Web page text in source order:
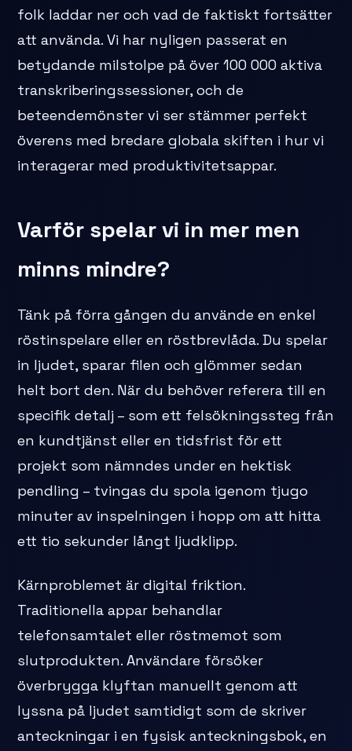
folk laddar ner och vad de faktiskt fortsätter
att använda. Vi har nyligen passerat en
betydande milstolpe på över 100 000 aktiva
transkriberingssessioner, och de
beteendemönster vi ser stämmer perfekt
överens med bredare globala skiften i hur vi
interagerar med produktivitetsappar.
Varför spelar vi in mer men
minns mindre?
Tänk på förra gången du använde en enkel
röstinspelare eller en röstbrevlåda. Du spelar
in ljudet, sparar filen och glömmer sedan
helt bort den. När du behöver referera till en
specifik detalj – som ett felsökningssteg från
en kundtjänst eller en tidsfrist för ett
projekt som nämndes under en hektisk
pendling – tvingas du spola igenom tjugo
minuter av inspelningen i hopp om att hitta
ett tio sekunder långt ljudklipp.
Kärnproblemet är digital friktion.
Traditionella appar behandlar
telefonsamtalet eller röstmemot som
slutprodukten. Användare försöker
överbrygga klyftan manuellt genom att
lyssna på ljudet samtidigt som de skriver
anteckningar i en fysisk anteckningsbok, en